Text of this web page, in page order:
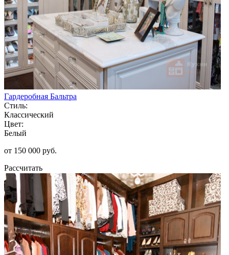
Гардеробная Бальтра
Стиль:
Классический
Цвет:
Белый
от 150 000 руб.
Рассчитать